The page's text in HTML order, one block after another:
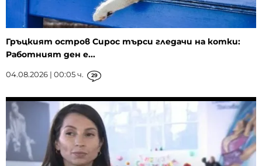
Гръцкият остров Сирос търси гледачи на котки:
Работният ден е...
04.08.2026 | 00:05 ч. 29